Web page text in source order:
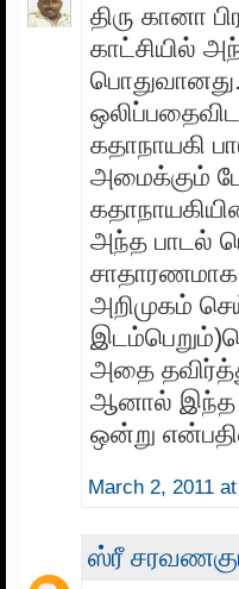
திரு கானா
காட்சியில்
கதாநாயகி
அமைக்கும்
அந்த பாடல்
அறிமுகம்
அதை
ஆனால் இந்த
ஒன்று
March 2, 2011
ஸ்ரீ